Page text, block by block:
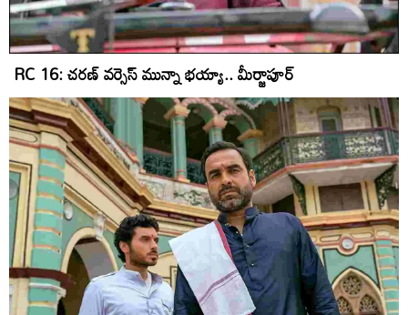
RC 16: చరణ్ వర్సెస్ మున్నా భయ్యా.. మీర్జాపూర్